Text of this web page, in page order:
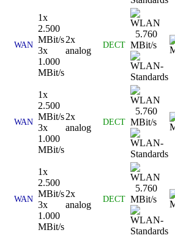
WAN
1x
2.500
MBit/s
3x
1.000
MBit/s
2x
analog
DECT
5.760
MBit/s
WAN
1x
2.500
MBit/s
3x
1.000
MBit/s
2x
analog
DECT
5.760
MBit/s
WAN
1x
2.500
MBit/s
3x
1.000
MBit/s
2x
analog
DECT
5.760
MBit/s